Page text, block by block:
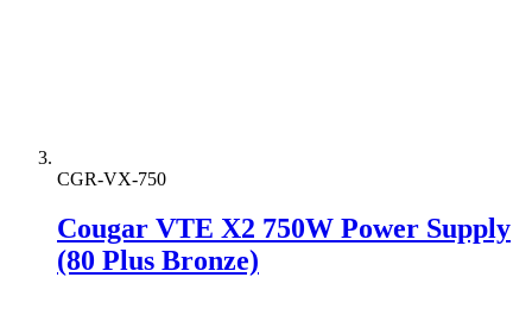
CGR-VX-750
Cougar VTE X2 750W Power Supply
(80 Plus Bronze)